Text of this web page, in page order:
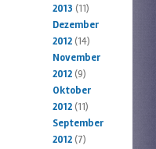
2013 (11)
Dezember
2012(14)
November
2012(9)
Oktober
2012(11)
September
2012(7)